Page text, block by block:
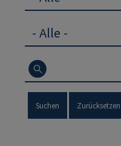
Suchen Zurücksetzen